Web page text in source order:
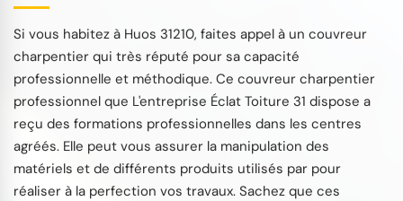
Si vous habitez à Huos 31210, faites appel à un couvreur
charpentier qui très réputé pour sa capacité
professionnelle et méthodique. Ce couvreur charpentier
professionnel que L'entreprise Éclat Toiture 31 dispose a
reçu des formations professionnelles dans les centres
agréés. Elle peut vous assurer la manipulation des
matériels et de différents produits utilisés par pour
réaliser à la perfection vos travaux. Sachez que ces